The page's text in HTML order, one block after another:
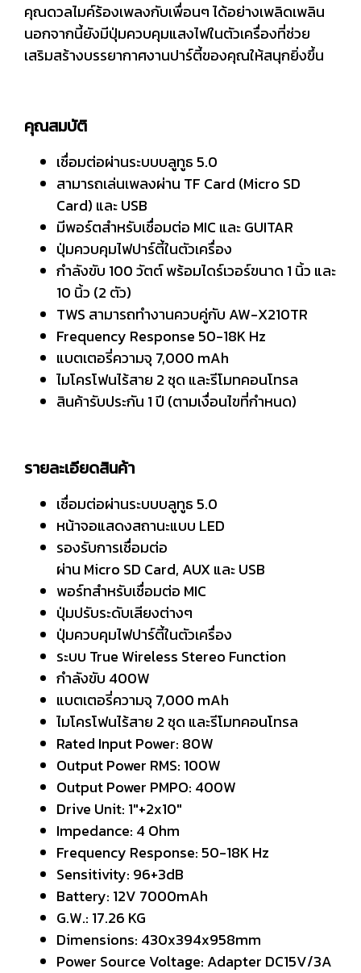
คุณดวลไมค์ร้องเพลงกับเพื่อนๆ ได้อย่างเพลิดเพลิน
นอกจากนี้ยังมีปุ่มควบคุมแสงไฟในตัวเครื่องที่ช่วย
เสริมสร้างบรรยากาศงานปาร์ตี้ของคุณให้สนุกยิ่งขึ้น
คุณสมบัติ
เชื่อมต่อผ่านระบบบลูทูธ 5.0
สามารถเล่นเพลงผ่าน TF Card (Micro SD
Card) และ USB
มีพอร์ตสำหรับเชื่อมต่อ MIC และ GUITAR
ปุ่มควบคุมไฟปาร์ตี้ในตัวเครื่อง
กำลังขับ 100 วัตต์ พร้อมไดร์เวอร์ขนาด 1 นิ้ว และ
10 นิ้ว (2 ตัว)
TWS สามารถทำงานควบคู่กับ AW-X210TR
Frequency Response 50-18K Hz
แบตเตอรี่ความจุ 7,000 mAh
ไมโครโฟนไร้สาย 2 ชุด และรีโมทคอนโทรล
สินค้ารับประกัน 1 ปี (ตามเงื่อนไขที่กำหนด)
รายละเอียดสินค้า
เชื่อมต่อผ่านระบบบลูทูธ 5.0
หน้าจอแสดงสถานะแบบ LED
รองรับการเชื่อมต่อ
ผ่าน Micro SD Card, AUX และ USB
พอร์ทสำหรับเชื่อมต่อ MIC
ปุ่มปรับระดับเสียงต่างๆ
ปุ่มควบคุมไฟปาร์ตี้ในตัวเครื่อง
ระบบ True Wireless Stereo Function
กำลังขับ 400W
แบตเตอรี่ความจุ 7,000 mAh
ไมโครโฟนไร้สาย 2 ชุด และรีโมทคอนโทรล
Rated Input Power: 80W
Output Power RMS: 100W
Output Power PMPO: 400W
Drive Unit: 1"+2x10"
Impedance: 4 Ohm
Frequency Response: 50-18K Hz
Sensitivity: 96+3dB
Battery: 12V 7000mAh
G.W.: 17.26 KG
Dimensions: 430x394x958mm
Power Source Voltage: Adapter DC15V/3A